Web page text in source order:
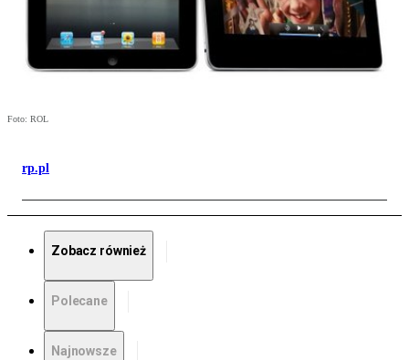
Foto: ROL
rp.pl
Zobacz również
Polecane
Najnowsze